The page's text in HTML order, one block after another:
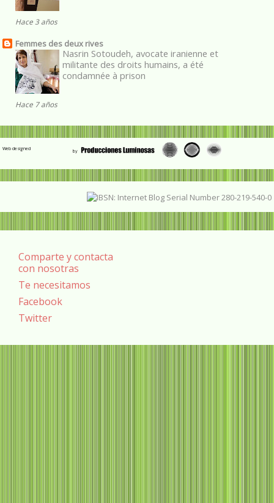
Hace 3 años
Femmes des deux rives
Nasrin Sotoudeh, avocate iranienne et
militante des droits humains, a été
condamnée à prison
Hace 7 años
Web designed
Comparte y contacta
con nosotras
Te necesitamos
Facebook
Twitter